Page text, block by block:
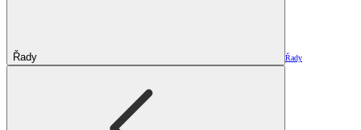
Řady Řady